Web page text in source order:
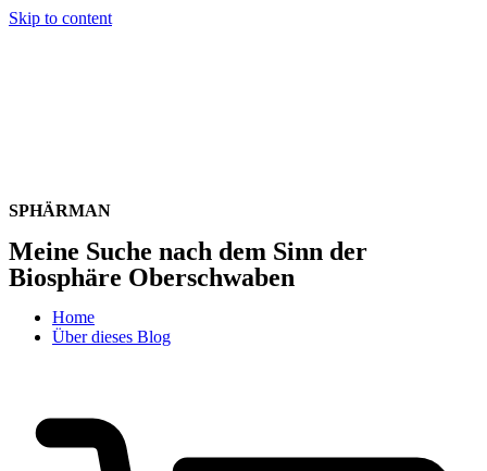
Skip to content
SPHÄRMAN
Meine Suche nach dem Sinn der
Biosphäre Oberschwaben
Home
Über dieses Blog